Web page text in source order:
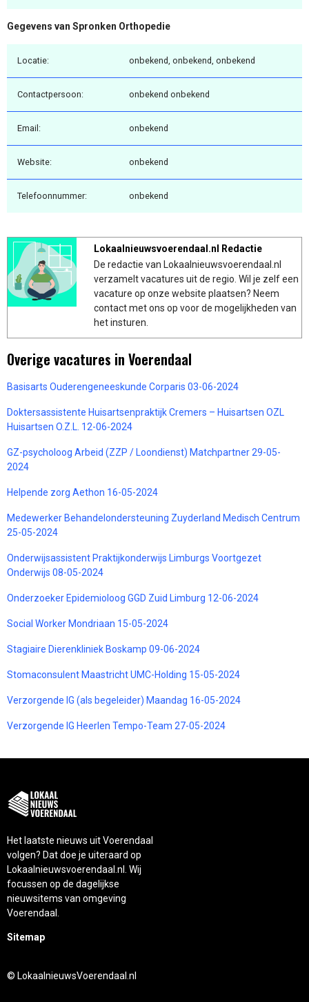
Gegevens van Spronken Orthopedie
Locatie: onbekend, onbekend, onbekend
Contactpersoon: onbekend onbekend
Email: onbekend
Website: onbekend
Telefoonnummer: onbekend
Lokaalnieuwsvoerendaal.nl Redactie
De redactie van Lokaalnieuwsvoerendaal.nl
verzamelt vacatures uit de regio. Wil je zelf een
vacature op onze website plaatsen? Neem
contact met ons op voor de mogelijkheden van
het insturen.
Overige vacatures in Voerendaal
Basisarts Ouderengeneeskunde Corparis 03-06-2024
Doktersassistente Huisartsenpraktijk Cremers – Huisartsen OZL
Huisartsen O.Z.L. 12-06-2024
GZ-psycholoog Arbeid (ZZP / Loondienst) Matchpartner 29-05-
2024
Helpende zorg Aethon 16-05-2024
Medewerker Behandelondersteuning Zuyderland Medisch Centrum
25-05-2024
Onderwijsassistent Praktijkonderwijs Limburgs Voortgezet
Onderwijs 08-05-2024
Onderzoeker Epidemioloog GGD Zuid Limburg 12-06-2024
Social Worker Mondriaan 15-05-2024
Stagiaire Dierenkliniek Boskamp 09-06-2024
Stomaconsulent Maastricht UMC-Holding 15-05-2024
Verzorgende IG (als begeleider) Maandag 16-05-2024
Verzorgende IG Heerlen Tempo-Team 27-05-2024
Het laatste nieuws uit Voerendaal
volgen? Dat doe je uiteraard op
Lokaalnieuwsvoerendaal.nl. Wij
focussen op de dagelijkse
nieuwsitems van omgeving
Voerendaal.
Sitemap
© LokaalnieuwsVoerendaal.nl